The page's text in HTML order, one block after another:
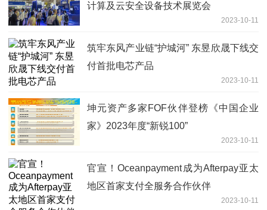
计算及云安全设备技术展览会
2023-10-11
筑牢东风产业链“护城河” 东昱欣晟下线交
付首批电芯产品
2023-10-11
坤元资产多家FOF伙伴登榜《中国企业
家》2023年度“新锐100”
2023-10-11
官宣！Oceanpayment成为Afterpay亚太
地区首家支付全服务合作伙伴
2023-10-11